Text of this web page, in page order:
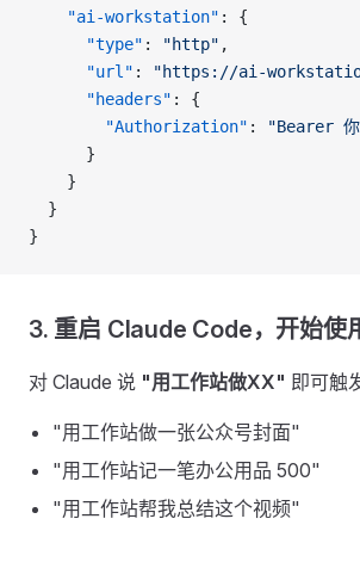
    "ai-workstation"
: {
      "type"
: "http" ,
      "url"
:
"https://ai-
      "headers"
: {
        "Authorization"
:
"Bearer 你
      }
    }
  }
}
3. 重启 Claude Code，开始使
对 Claude 说 "用工作站做XX" 即可触
"用工作站做一张公众号封面"
"用工作站记一笔办公用品 500"
"用工作站帮我总结这个视频"